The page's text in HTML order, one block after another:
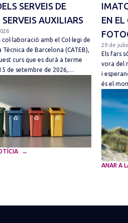
SERVEIS DE
AUXILIARS
amb el Col·legi de
Tècnica de Barcelona (CATEB),
curs que es durà a terme
de setembre de 2026,…
EN EL
29 de
Els fars
vora del
i
és el
ANAR A